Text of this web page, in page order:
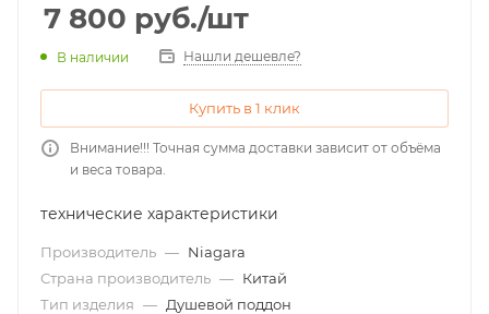
7 800 руб./шт
В наличии Нашли дешевле?
Купить в 1 клик
Внимание!!! Точная сумма доставки зависит от объёма
и веса товара.
технические характеристики
Производитель — Niagara
Страна производитель — Китай
Тип изделия — Душевой поддон